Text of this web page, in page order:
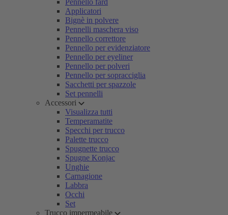
Pennello fard
Applicatori
Bignè in polvere
Pennelli maschera viso
Pennello correttore
Pennello per evidenziatore
Pennello per eyeliner
Pennello per polveri
Pennello per sopracciglia
Sacchetti per spazzole
Set pennelli
Accessori
Visualizza tutti
Temperamatite
Specchi per trucco
Palette trucco
Spugnette trucco
Spugne Konjac
Unghie
Carnagione
Labbra
Occhi
Set
Trucco impermeabile